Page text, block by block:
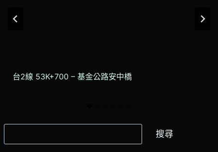
台2線 53K+700 – 基金公路安中橋
尋
搜尋